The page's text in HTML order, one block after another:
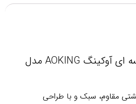
کوله پشتی مدرسه ای آوکینگ AOKING مدل
مقاوم، سبک و با طراحی